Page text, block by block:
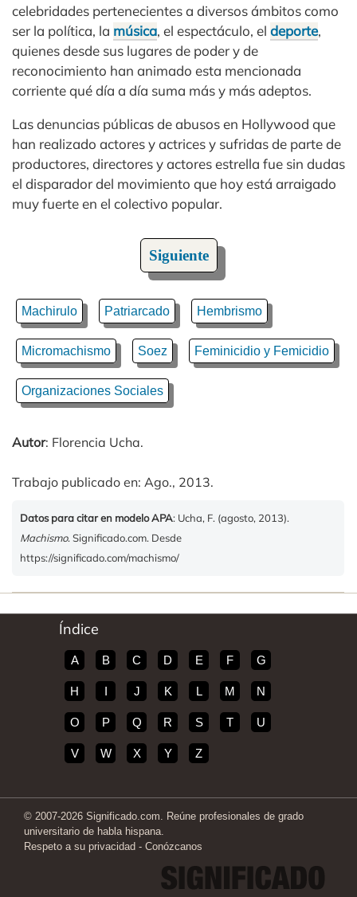
celebridades pertenecientes a diversos ámbitos como
ser la política, la música, el espectáculo, el deporte,
quienes desde sus lugares de poder y de
reconocimiento han animado esta mencionada
corriente qué día a día suma más y más adeptos.
Las denuncias públicas de abusos en Hollywood que
han realizado actores y actrices y sufridas de parte de
productores, directores y actores estrella fue sin dudas
el disparador del movimiento que hoy está arraigado
muy fuerte en el colectivo popular.
Siguiente
Machirulo Patriarcado Hembrismo
Micromachismo Soez Feminicidio y Femicidio
Organizaciones Sociales
Autor: Florencia Ucha.
Trabajo publicado en: Ago., 2013.
Datos para citar en modelo APA: Ucha, F. (agosto, 2013).
Machismo. Significado.com. Desde
https://significado.com/machismo/
Índice
A B C D E F G
H I J K L M N
O P Q R S T U
V W X Y Z
© 2007-2026 Significado.com. Reúne profesionales de grado
universitario de habla hispana.
Respeto a su privacidad - Conózcanos